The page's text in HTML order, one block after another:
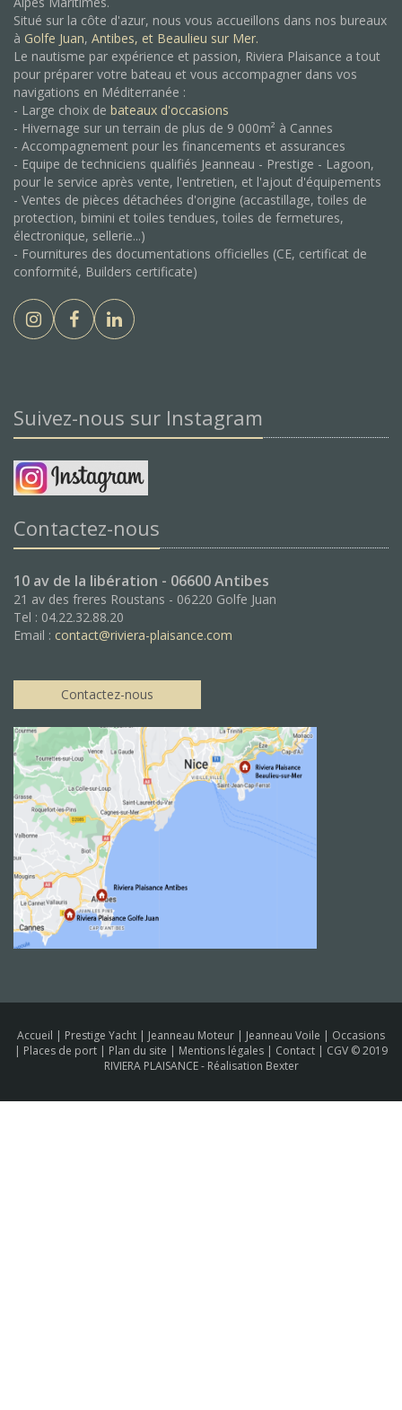
Situé sur la côte d'azur, nous vous accueillons dans nos bureaux
à Golfe Juan, Antibes, et Beaulieu sur Mer.
Le nautisme par expérience et passion, Riviera Plaisance a tout
pour préparer votre bateau et vous accompagner dans vos
navigations en Méditerranée :
- Large choix de bateaux d'occasions
- Hivernage sur un terrain de plus de 9 000m² à Cannes
- Accompagnement pour les financements et assurances
- Equipe de techniciens qualifiés Jeanneau - Prestige - Lagoon,
pour le service après vente, l'entretien, et l'ajout d'équipements
- Ventes de pièces détachées d'origine (accastillage, toiles de
protection, bimini et toiles tendues, toiles de fermetures,
électronique, sellerie...)
- Fournitures des documentations officielles (CE, certificat de
conformité, Builders certificate)
Suivez-nous sur Instagram
Contactez-nous
10 av de la libération - 06600 Antibes
21 av des freres Roustans - 06220 Golfe Juan
Tel : 04.22.32.88.20
Email : contact@riviera-plaisance.com
Contactez-nous
Accueil | Prestige Yacht | Jeanneau Moteur | Jeanneau Voile | Occasions
| Places de port | Plan du site | Mentions légales | Contact | CGV © 2019
RIVIERA PLAISANCE - Réalisation Bexter